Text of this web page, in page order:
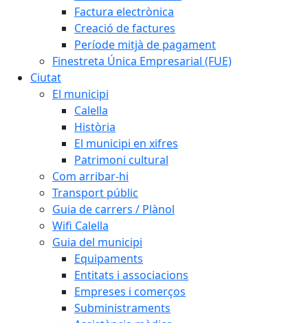
Factura electrònica
Creació de factures
Període mitjà de pagament
Finestreta Única Empresarial (FUE)
Ciutat
El municipi
Calella
Història
El municipi en xifres
Patrimoni cultural
Com arribar-hi
Transport públic
Guia de carrers / Plànol
Wifi Calella
Guia del municipi
Equipaments
Entitats i associacions
Empreses i comerços
Subministraments